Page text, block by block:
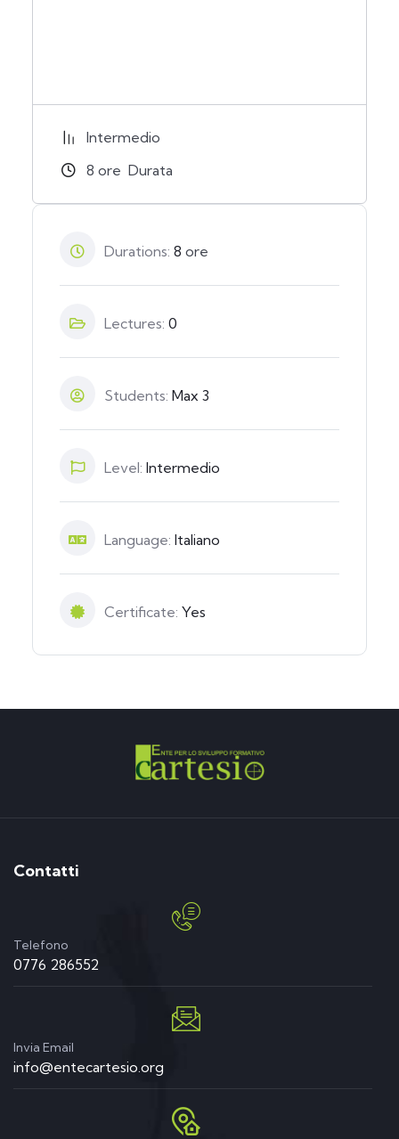
Intermedio
8 ore Durata
Durations: 8 ore
Lectures: 0
Students: Max 3
Level: Intermedio
Language: Italiano
Certificate: Yes
Contatti
Telefono
0776 286552
Invia Email
info@entecartesio.org